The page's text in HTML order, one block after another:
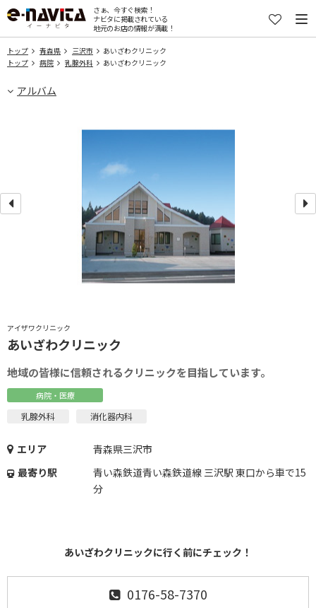
さぁ、今すぐ検索！
ナビタに掲載されている
地元のお店の情報が満載！
トップ 青森県 三沢市
あいざわクリニック
トップ
病院 乳腺外科 あいざわクリニック
アルバム
アイザワクリニック
あいざわクリニック
地域の皆様に信頼されるクリニックを目指しています。
病院・医療
乳腺外科 消化器内科
エリア
青森県三沢市
最寄り駅
青い森鉄道青い森鉄道線 三沢駅 東口から車で15
分
あいざわクリニックに行く前にチェック！
0176-58-7370